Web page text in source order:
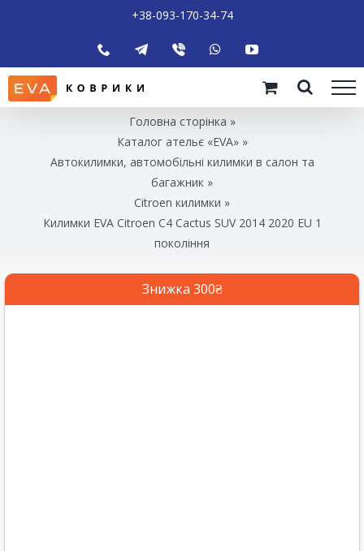
+38-093-170-34-74
Головна сторінка »
Каталог ательє «EVA»»
Автокилимки, автомобільні килимки в салон та
багажник »
Citroen килимки »
Килимки EVA Citroen C4 Cactus SUV 2014 2020 EU 1
покоління
Знижка 300₴